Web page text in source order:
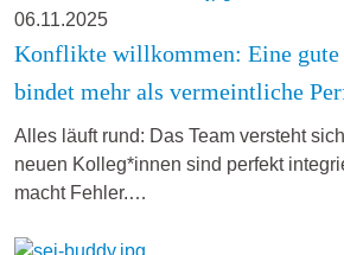
06.11.2025
Konflikte willkommen: Eine
bindet mehr als vermeintliche
Alles läuft rund: Das Team versteht
neuen Kolleg*innen sind perfekt
macht Fehler.…